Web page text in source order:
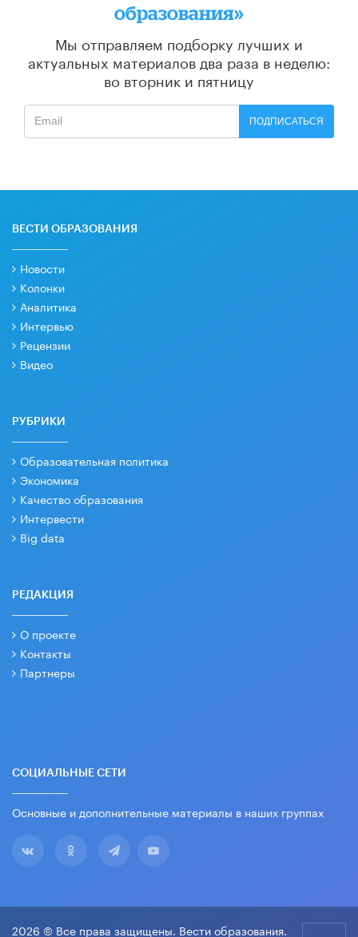
образования»
Мы отправляем подборку лучших и
актуальных материалов два раза в неделю:
во вторник и пятницу
ПОДПИСАТЬСЯ
ВЕСТИ ОБРАЗОВАНИЯ
Новости
Колонки
Аналитика
Интервью
Рецензии
Видео
РУБРИКИ
Образовательная политика
Экономика
Качество образования
Интервести
Big data
РЕДАКЦИЯ
О проекте
Контакты
Партнеры
СОЦИАЛЬНЫЕ СЕТИ
Основные и дополнительные материалы в наших группах
2026 © Все права защищены. Вести образования.